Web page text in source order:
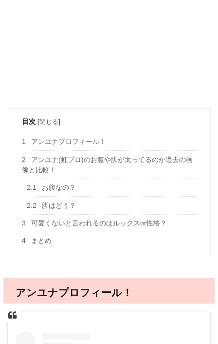
目次 [閉じる]
1 アンユナプロフィール！
2
アンユナ(虹プロ)のお腹や脚が太ってるのか過去の画
像と比較！
2.1 お腹なの？
2.2 脚はどう？
3 可愛くないと言われるのはルックスor性格？
4 まとめ
アンユナプロフィール！